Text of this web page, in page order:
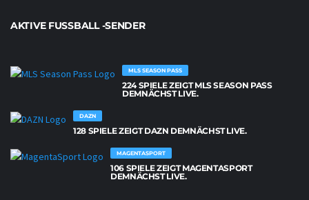
AKTIVE FUSSBALL -SENDER
MLS SEASON PASS
224 SPIELE ZEIGT MLS SEASON PASS
DEMNÄCHST LIVE.
DAZN
128 SPIELE ZEIGT DAZN DEMNÄCHST LIVE.
MAGENTASPORT
106 SPIELE ZEIGT MAGENTASPORT
DEMNÄCHST LIVE.